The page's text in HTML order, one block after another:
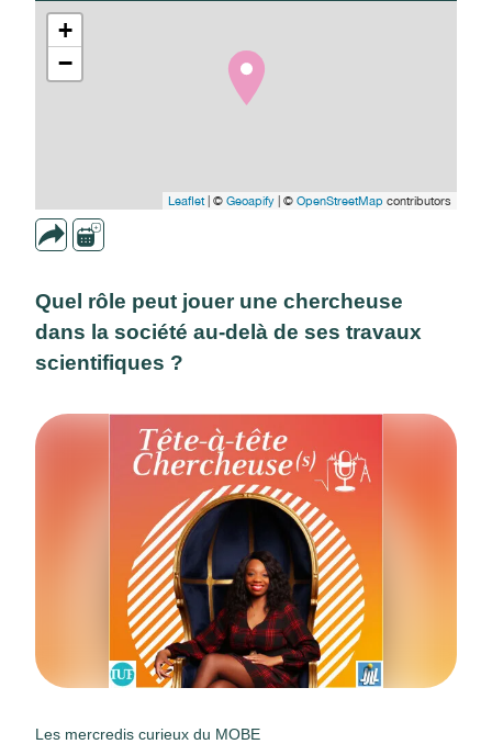
+
−
Leaflet| © Geoapify | © OpenStreetMap contributors
Quel rôle peut jouer une chercheuse
dans la société au-delà de ses travaux
scientifiques ?
Les mercredis curieux du MOBE